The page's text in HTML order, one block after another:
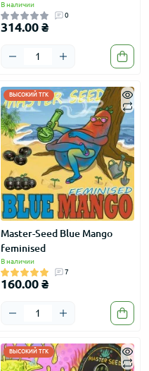
В наличии
0
314.00 ₴
ВЫСОКИЙ ТГК
Master-Seed Blue Mango
feminised
В наличии
7
160.00 ₴
ВЫСОКИЙ ТГК